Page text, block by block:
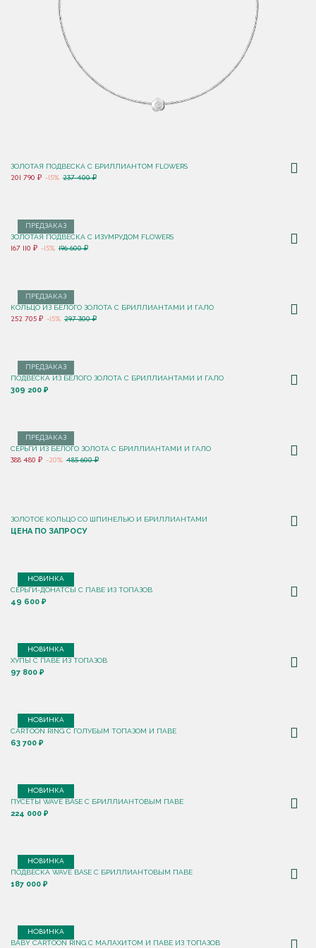
ЗОЛОТАЯ ПОДВЕСКА С БРИЛЛИАНТОМ FLOWERS
201 790 ₽ -15% 237 400 ₽
ПРЕДЗАКАЗ
ЗОЛОТАЯ ПОДВЕСКА С ИЗУМРУДОМ FLOWERS
167 110 ₽ -15% 196 600 ₽
ПРЕДЗАКАЗ
КОЛЬЦО ИЗ БЕЛОГО ЗОЛОТА С БРИЛЛИАНТАМИ И ГАЛО
252 705 ₽ -15% 297 300 ₽
ПРЕДЗАКАЗ
ПОДВЕСКА ИЗ БЕЛОГО ЗОЛОТА С БРИЛЛИАНТАМИ И ГАЛО
309 200 ₽
ПРЕДЗАКАЗ
СЕРЬГИ ИЗ БЕЛОГО ЗОЛОТА С БРИЛЛИАНТАМИ И ГАЛО
388 480 ₽ -20% 485 600 ₽
ЗОЛОТОЕ КОЛЬЦО СО ШПИНЕЛЬЮ И БРИЛЛИАНТАМИ
ЦЕНА ПО ЗАПРОСУ
НОВИНКА
СЕРЬГИ-ДОНАТСЫ С ПАВЕ ИЗ ТОПАЗОВ
49 600 ₽
НОВИНКА
ХУПЫ С ПАВЕ ИЗ ТОПАЗОВ
97 800 ₽
НОВИНКА
CARTOON RING С ГОЛУБЫМ ТОПАЗОМ И ПАВЕ
63 700 ₽
НОВИНКА
ПУСЕТЫ WAVE BASE С БРИЛЛИАНТОВЫМ ПАВЕ
224 000 ₽
НОВИНКА
ПОДВЕСКА WAVE BASE С БРИЛЛИАНТОВЫМ ПАВЕ
187 000 ₽
НОВИНКА
BABY CARTOON RING С МАЛАХИТОМ И ПАВЕ ИЗ ТОПАЗОВ